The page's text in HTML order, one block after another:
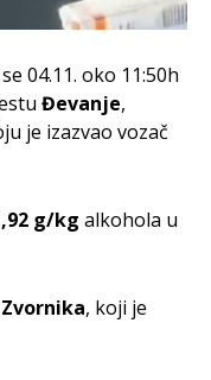
04.11. oko 11:50h
Đevanje,
je izazvao vozač
g/kg alkohola u
Zvornika, koji je